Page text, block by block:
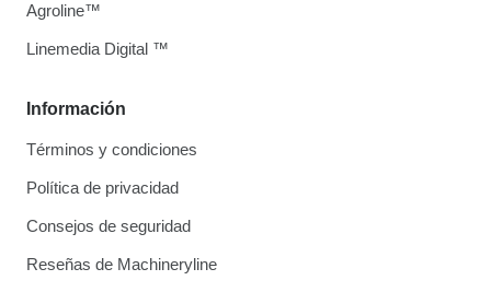
Información
Términos y condiciones
Política de privacidad
Consejos de seguridad
Reseñas de Machineryline
Agroline™
Linemedia Digital ™